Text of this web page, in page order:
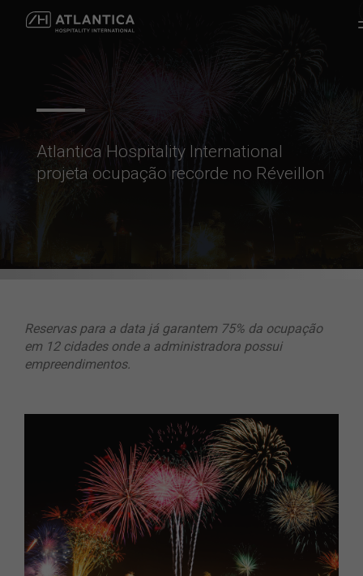
Atlantica Hospitality International
projeta ocupação recorde no Réveillon
Reservas para a data já garantem 75% da ocupação
em 12 cidades onde a administradora possui
empreendimentos.